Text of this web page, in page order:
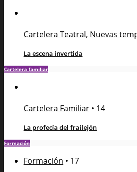
Cartelera Teatral, Nuevas
La escena invertida
Cartelera familiar
Cartelera Familiar • 14
La profecía del frailejón
Formación
Formación • 17